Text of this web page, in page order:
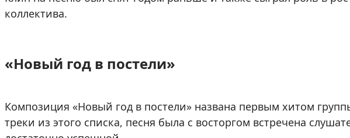
коллектива.
«Новый год в постели»
Композиция «Новый год в постели» названа первым хитом
треки из этого списка, песня была с восторгом встречена